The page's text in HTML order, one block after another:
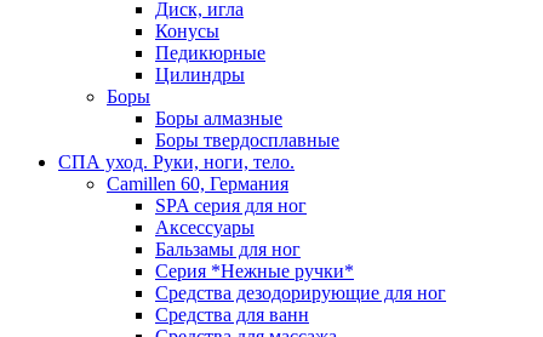
Диск, игла
Конусы
Педикюрные
Цилиндры
Боры
Боры алмазные
Боры твердосплавные
СПА уход. Руки, ноги, тело.
Camillen 60, Германия
SPA серия для ног
Аксессуары
Бальзамы для ног
Серия *Нежные ручки*
Средства дезодорирующие для ног
Средства для ванн